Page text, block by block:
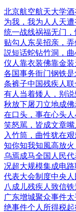
北京航空航天大学酒
为我，我为人人 天
统一战线祸福无门
贴勾人 东吴招亲，
説短话蛇钻竹洞，曲
仪 人靠衣装佛靠金装
各国事务衙门钢铁
条裤子中国残疾人联
有人 当着矮人，别
秋放下屠刀立地成佛
在口头，事在心头
笑怒駡，皆成文章
入竹筒，曲性犹在艰
知你知我知風高放
乌焉成马全国人民代
况超大规模集成电路
代表大会制度中央人
八成儿残疾人致信铁
广东增城聚众事件
绝事件个人所得税起